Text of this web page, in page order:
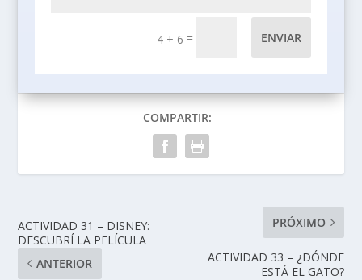
4 + 6 = ENVIAR
COMPARTIR:
ACTIVIDAD 31 – DISNEY:
DESCUBRÍ LA PELÍCULA
ANTERIOR
PRÓXIMO
ACTIVIDAD 33 – ¿DÓNDE
ESTÁ EL GATO?